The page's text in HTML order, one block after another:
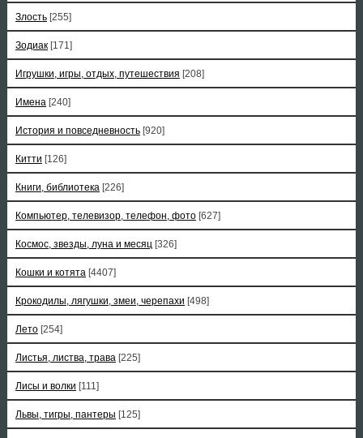
Злость [255]
Зодиак [171]
Игрушки, игры, отдых, путешествия [208]
Имена [240]
История и повседневность [920]
Китти [126]
Книги, библиотека [226]
Компьютер, телевизор, телефон, фото [627]
Космос, звезды, луна и месяц [326]
Кошки и котята [4407]
Крокодилы, лягушки, змеи, черепахи [498]
Лето [254]
Листья, листва, трава [225]
Лисы и волки [111]
Львы, тигры, пантеры [125]